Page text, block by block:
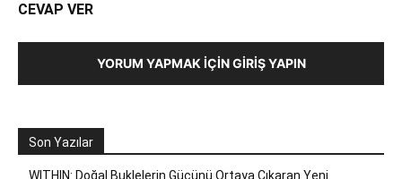
CEVAP VER
YORUM YAPMAK İÇIN GIRIŞ YAPIN
Son Yazılar
WITHIN: Doğal Buklelerin Gücünü Ortaya Çıkaran Yeni